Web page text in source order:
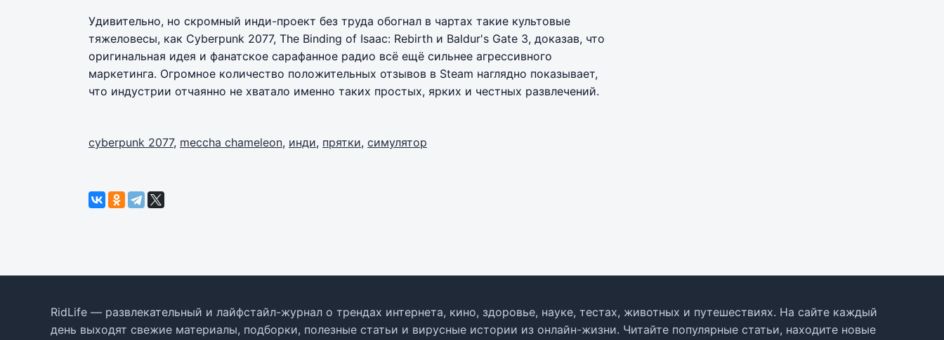
Удивительно, но скромный инди-проект без труда обогнал в чартах такие культовые
тяжеловесы, как Cyberpunk 2077, The Binding of Isaac: Rebirth и Baldur's Gate 3, доказав, что
оригинальная идея и фанатское сарафанное радио всё ещё сильнее агрессивного
маркетинга. Огромное количество положительных отзывов в Steam наглядно показывает,
что индустрии отчаянно не хватало именно таких простых, ярких и честных развлечений.
cyberpunk 2077, meccha chameleon, инди, прятки, симулятор
RidLife — развлекательный и лайфстайл-журнал о трендах интернета, кино, здоровье, науке, тестах, животных и путешествиях. На сайте каждый
день выходят свежие материалы, подборки, полезные статьи и вирусные истории из онлайн-жизни. Читайте популярные статьи, находите новые